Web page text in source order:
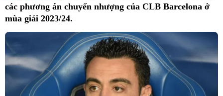
các phương án chuyển nhượng của CLB Barcelona ở
mùa giải 2023/24.